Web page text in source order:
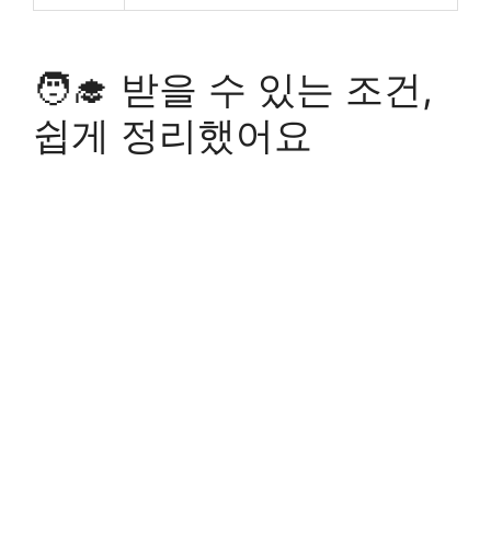
🧑‍🎓 받을 수 있는 조건,
쉽게 정리했어요